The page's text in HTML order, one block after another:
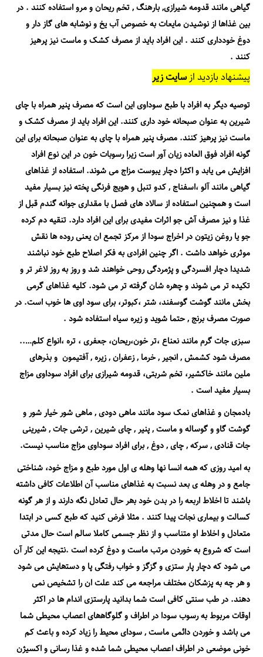
گیاھی مانند قدومه شیرازی, بارھنگ , تخم ریحان و مرو استفاده کنند . در
بین غذاھا از نوشیدن مایعات به خصوص آب یخ و نوشابه ھای گاز دار و
دوغ خودداری کنند . این افراد باید از مصرف کشک و ماست نیز پرھیز
کنند .
پیشنهاد بازدید ازسایت زیر
توصیه دیگر به افراد با طبع سوداوی این است که مصرف پنیر ھمراه با چای
شیرین به عنوان صبحانه خود داری کنند. این افراد باید از مصرف کشک و
ماست نیز پرهیز کنند. مصرف پنیر همراه با چای به عنوان صبحانه برای این
گونه افراد فوق العاده زیان آور است زیرا رسوبات خون در این نوع افراد
افزایش می یابد و اکثرا دچار یبوست مزاج می شوند. استفاده از غذاھای
گیاھی مانند آلو ،اسفناج , کدو تنبل و ھویج فرنگی پخته نیز بسیار مفید
است و ھمچنین استفاده از سالاد ھای فصل با مقداری جوانه گندم قبل از
غذا و نیز مصرف آش جو اثرات مفیدی برای این افراد دارد. تنقیه دم کرده
جو یا روغن زیتون در اخراج سودا از مرکز تجمع ان یعنی روده ھا نقش
موثری خواھد داشت . اگر چنین افرادی به فکر اصلاح طبع خود نباشند
شدیدا دچار افسردگی و پژمردگی روحی خواھند شد و روز به روز لاغر تر و
تکیده تر می شوند و چھره شان گرفته تر می شود. کلیه غذاهای گرمی
بخش مانند گوشت گوسفند، شتر ،کبوتر، برای سود اوی ها خوب است. در
صورت مصرف برنج , حتما شوید و زیره سیاه استفاده شود .
سبزی جات گرم مانند نعناع ،تر خون،ریحان، جعفری ، تره ،انواع کلم…..
مصرف شود کشمش , انجیر , خرما , زعفران , زیره , آفتیمون و بذرهای
ملین مانند خاکشیر، تخم شربتی، قدومه شیرازی برای افراد سوداوی مزاج
بسیار مفید است .
بادمجان و غذاھای نمک سود مانند ماھی دودی , ماھی شور خیار شور و
گوشت گاو و گوساله و ماست , پنیر , چای شیرین , ترشی جات , شیرینی
جات قنادی , سرکه , چای , دوغ , برای افراد سوداوی مزاج مناسب نیست.
به امید روزی که همه انسا نها وهله ی اول مورد طبع و مزاج خود، شناختی
جامع و در وهله ی بعد نسبت به غذاھای مناسب آن اطلاعات کافی داشته
باشند تا اخلاط اربعه را در بدن خود بھر حال تعادل نگه دارند و از هر گونه
کسالت و بیماری نجات پیدا کنند . مثلا فرض کنید که طبع کسی در ابتدا
متعادل و اخلاط او متناسب و از نظر جسمی کاملا سالم است حال مدتی
است که شروع به خوردن مرتب ماست و دوغ کرده است .نتیجه این کار آن
می شود که دچار پار ستزی و گزگز و خواب رفتگی پا و دستھایش می شود
و ھر چه به پزشکان مختلف مراجعه می کند علت ان را تشخیص نمی
دھند. در طب سنتی کافی است شما بدانید پارستزی اندام ھا در اکثر
اوقات مربوط به رسوب سودا در اطراف و گلوگاھھای اعصاب محیطی شما
می باشد و خوردن دائمی ماست , سودای محیط را زیاد کرده و باعث کم
خونی موضعی در اطراف اعصاب محیطی شما شده و غذا رسانی و اکسیژن